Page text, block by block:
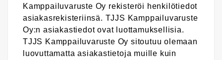
Kamppailuvaruste Oy rekisteröi henkilötiedot
asiakasrekisteriinsä. TJJS Kamppailuvaruste
Oy:n asiakastiedot ovat luottamuksellisia.
TJJS Kamppailuvaruste Oy sitoutuu olemaan
luovuttamatta asiakastietoja muille kuin